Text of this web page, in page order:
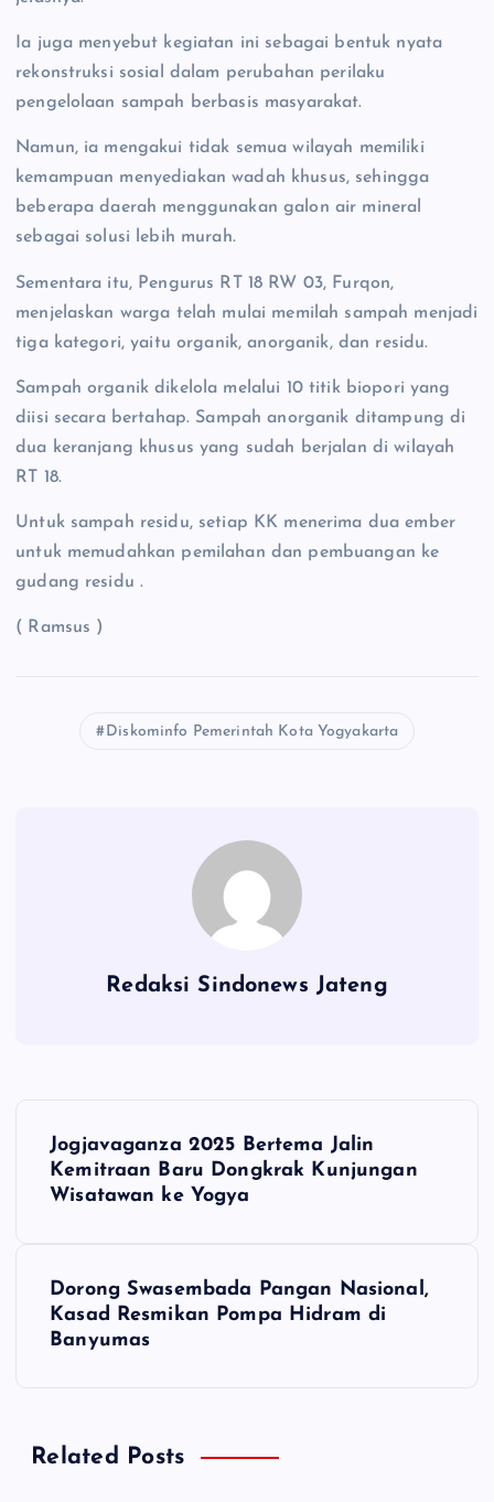
Ia juga menyebut kegiatan ini sebagai bentuk nyata
rekonstruksi sosial dalam perubahan perilaku
pengelolaan sampah berbasis masyarakat.
Namun, ia mengakui tidak semua wilayah memiliki
kemampuan menyediakan wadah khusus, sehingga
beberapa daerah menggunakan galon air mineral
sebagai solusi lebih murah.
Sementara itu, Pengurus RT 18 RW 03, Furqon,
menjelaskan warga telah mulai memilah sampah menjadi
tiga kategori, yaitu organik, anorganik, dan residu.
Sampah organik dikelola melalui 10 titik biopori yang
diisi secara bertahap. Sampah anorganik ditampung di
dua keranjang khusus yang sudah berjalan di wilayah
RT 18.
Untuk sampah residu, setiap KK menerima dua ember
untuk memudahkan pemilahan dan pembuangan ke
gudang residu .
( Ramsus )
Diskominfo Pemerintah Kota Yogyakarta
Redaksi Sindonews Jateng
N
s
Jogjavaganza 2025 Bertema Jalin
Kemitraan Baru Dongkrak Kunjungan
Wisatawan ke Yogya
Dorong Swasembada Pangan Nasional,
Kasad Resmikan Pompa Hidram di
Banyumas
Related Posts